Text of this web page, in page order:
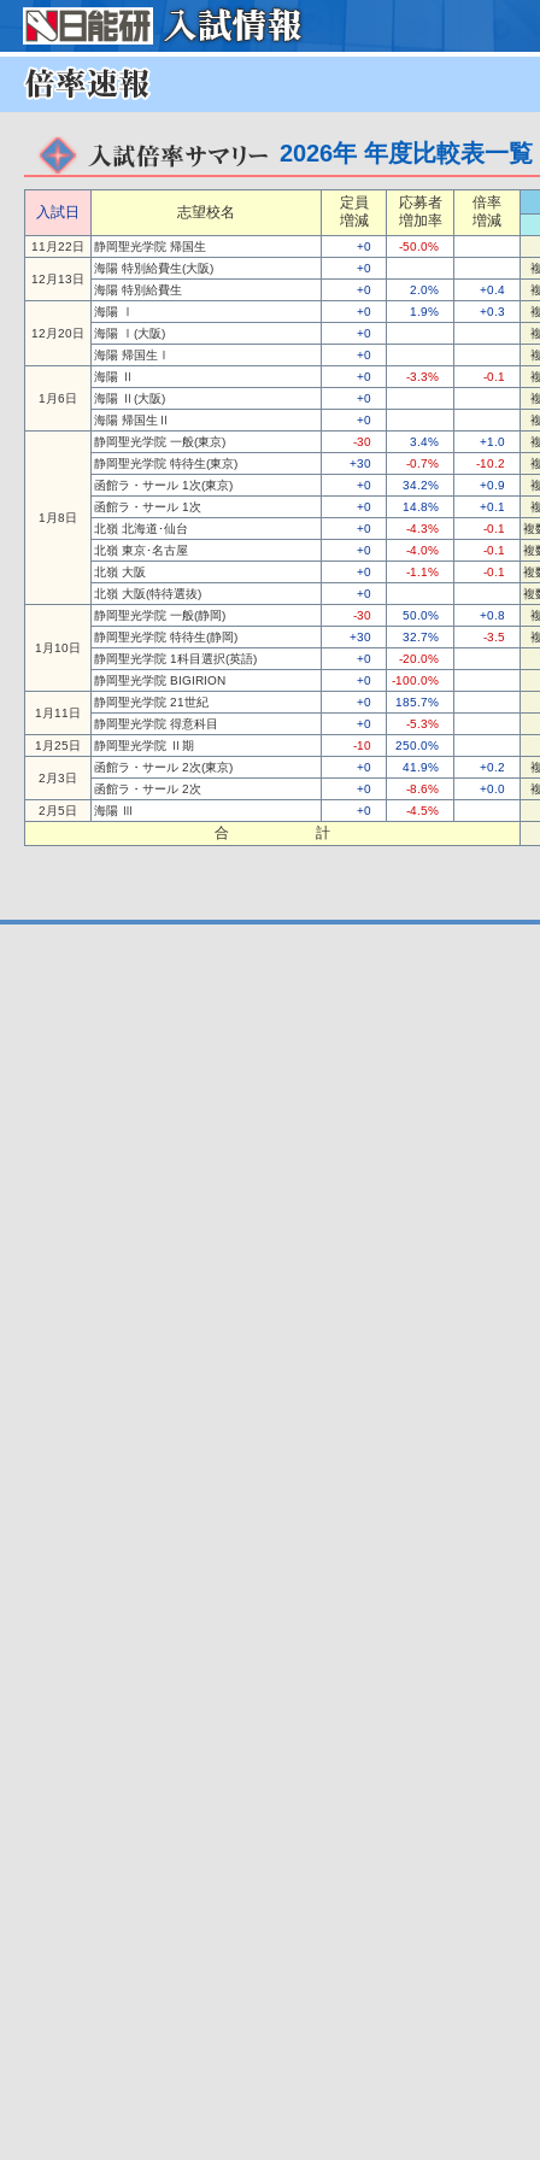
2026年 年度比較表一覧
入試日 志望校名
定員
増減
応募者
増加率
倍率
増減
11月22日 静岡聖光学院 帰国生 +0 -50.0%
12月13日
海陽 特別給費生(大阪) +0
海陽 特別給費生
+0 2.0% +0.4
12月20日
海陽 Ⅰ +0 1.9% +0.3
海陽 Ⅰ(大阪)
+0
海陽 帰国生Ⅰ
+0
1月6日
海陽 Ⅱ +0 -3.3% -0.1
海陽 Ⅱ(大阪)
+0
海陽 帰国生Ⅱ
+0
1月8日
静岡聖光学院 一般(東京) -30 3.4% +1.0
静岡聖光学院 特待生(東京)
+30 -0.7% -10.2
函館ラ・サール 1次(東京)
+0 34.2% +0.9
函館ラ・サール 1次
+0 14.8% +0.1
北嶺 北海道･仙台
+0 -4.3% -0.1
複
北嶺 東京･名古屋
+0 -4.0% -0.1
複
北嶺 大阪
+0 -1.1% -0.1
複
北嶺 大阪(特待選抜)
+0 複
1月10日
静岡聖光学院 一般(静岡) -30 50.0% +0.8
静岡聖光学院 特待生(静岡)
+30 32.7% -3.5
静岡聖光学院 1科目選択(英語)
+0
-20.0%
静岡聖光学院 BIGIRION
+0 -100.0%
1月11日
静岡聖光学院 21世紀 +0
185.7%
静岡聖光学院 得意科目
+0
-5.3%
1月25日
静岡聖光学院 Ⅱ期 -10 250.0%
2月3日
函館ラ・サール 2次(東京) +0 41.9% +0.2
函館ラ・サール 2次
+0 -8.6% +0.0
2月5日
海陽 Ⅲ +0 -4.5%
合 計